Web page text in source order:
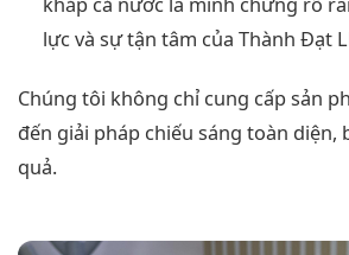
lực và sự tận tâm của Thành Đạt
Chúng tôi không chỉ cung cấp sản
đến giải pháp chiếu sáng toàn diện,
quả.